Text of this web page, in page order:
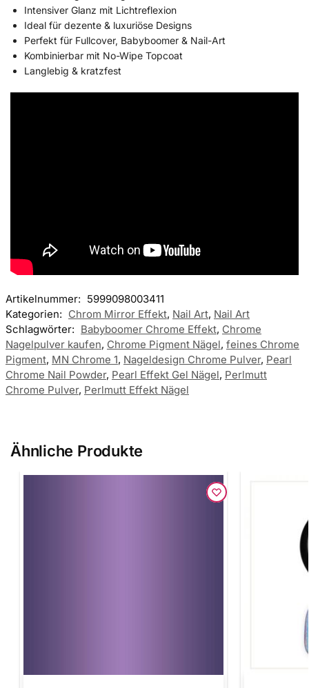
Intensiver Glanz mit Lichtreflexion
Ideal für dezente & luxuriöse Designs
Perfekt für Fullcover, Babyboomer & Nail-Art
Kombinierbar mit No-Wipe Topcoat
Langlebig & kratzfest
Artikelnummer: 5999098003411
Kategorien: Chrom Mirror Effekt, Nail Art, Nail Art
Schlagwörter: Babyboomer Chrome Effekt, Chrome
Nagelpulver kaufen, Chrome Pigment Nägel, feines Chrome
Pigment, MN Chrome 1, Nageldesign Chrome Pulver, Pearl
Chrome Nail Powder, Pearl Effekt Gel Nägel, Perlmutt
Chrome Pulver, Perlmutt Effekt Nägel
Ähnliche Produkte